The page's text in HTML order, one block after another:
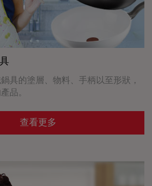
具的塗層、物料、手柄以至形狀，
品。
查看更多